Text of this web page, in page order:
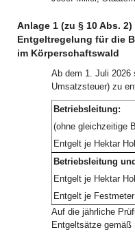
Anlage 1 (zu § 10 Abs. 2)
Entgeltregelung für die
im Körperschaftswald
Ab dem 1. Juli 2026
Umsatzsteuer) zu
Betriebsleitung:
(ohne gleichzeitige
Entgelt je Hektar
Betriebsleitung
Entgelt je Hektar
Entgelt je
Auf die jährliche
Entgeltsätze gemäß